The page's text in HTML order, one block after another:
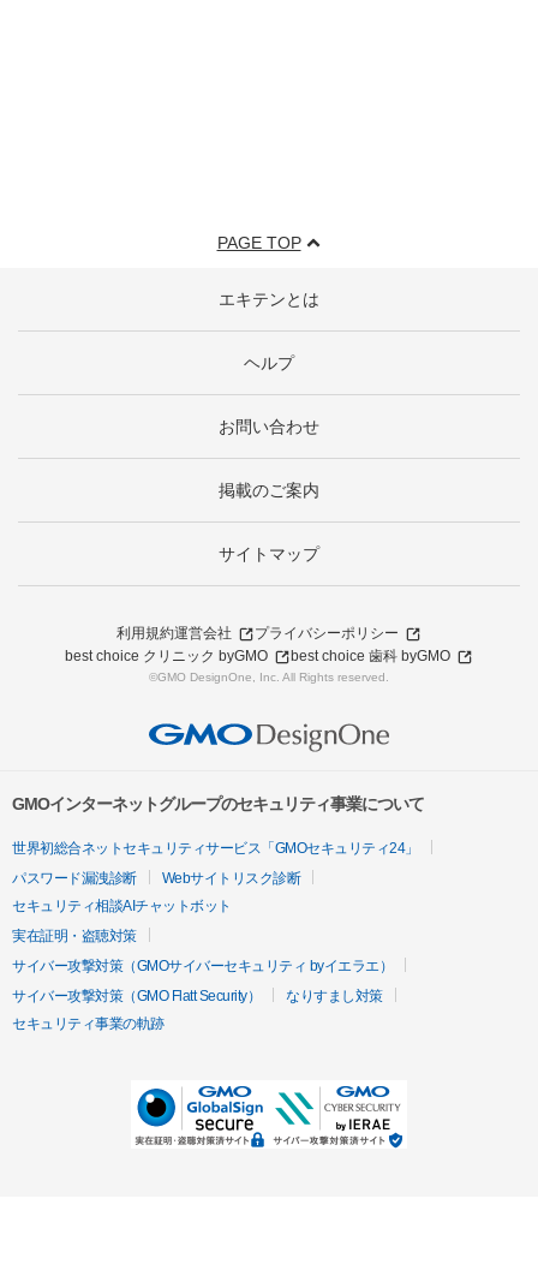
PAGE TOP
エキテンとは
ヘルプ
お問い合わせ
掲載のご案内
サイトマップ
利用規約運営会社
プライバシーポリシー
best choice クリニック byGMO
best choice 歯科 byGMO
©GMO DesignOne, Inc. All Rights reserved.
GMOインターネットグループのセキュリティ事業について
世界初総合ネットセキュリティサービス「GMOセキュリティ24」
パスワード漏洩診断
Webサイトリスク診断
セキュリティ相談AIチャットボット
実在証明・盗聴対策
サイバー攻撃対策（GMOサイバーセキュリティ byイエラエ）
サイバー攻撃対策（GMO Flatt Security）
なりすまし対策
セキュリティ事業の軌跡